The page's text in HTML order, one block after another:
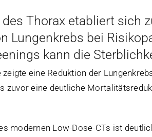
des Thorax etabliert
Lungenkrebs bei
kann die
zeigte eine Reduktion der
zuvor eine deutliche
modernen Low-Dose-CTs ist